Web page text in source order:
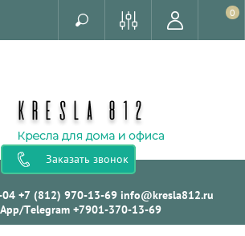
0
Заказать звонок
04 +7 (812) 970-13-69 info@kresla812.ru
Telegram +7901-370-13-69